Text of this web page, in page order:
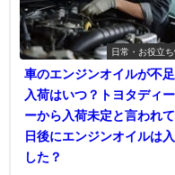
日常・お役立ち
車のエンジンオイルが不足
入荷はいつ？トヨタディ
ーから入荷未定と言われ
日後にエンジンオイルは
した？